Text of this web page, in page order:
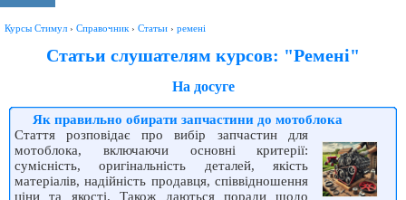
Курсы Стимул › Справочник › Статьи › ремені
Статьи слушателям курсов: "Ремені"
На досуге
Як правильно обирати запчастини до мотоблока
Стаття розповідає про вибір запчастин для
мотоблока, включаючи основні критерії:
сумісність, оригінальність деталей, якість
матеріалів, надійність продавця, співвідношення
ціни та якості. Також даються поради щодо